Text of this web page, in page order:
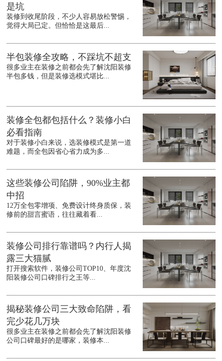
是坑
装修到收尾阶段，不少人容易放松警惕，
觉得大局已定。但恰恰是这最后...
半包装修全攻略，不踩坑不超支
很多业主在装修之前都会先了解沈阳装修
半包多钱，但是装修选模式堪比...
装修全包都包括什么？装修小白
必看指南
对于装修小白来说，选装修模式是第一道
难题，而全包因省心省力成为多...
这些装修公司陷阱，90%业主都
中招
12万全包零增项、免费设计终身质保，装
修前的甜言蜜语，往往藏着看...
装修公司排行靠谱吗？内行人揭
露三大猫腻
打开搜索软件，装修公司TOP10、年度沈
阳装修公司口碑排行之王等...
揭秘装修公司三大致命陷阱，看
完少花几万块
很多业主在装修之前都会先了解沈阳装修
公司口碑最好的是哪家，装修本...